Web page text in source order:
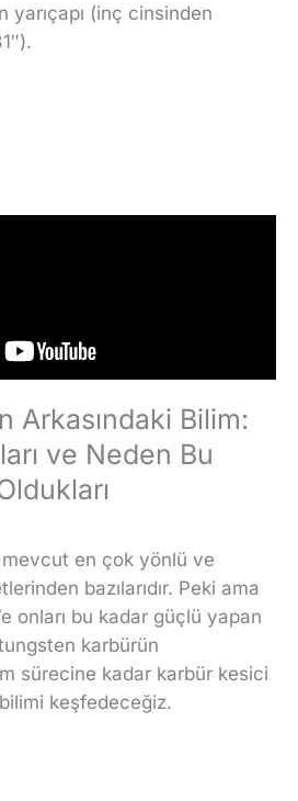
yarıçapı (inç cinsinden
Arkasındaki Bilim:
ve Neden Bu
en çok yönlü ve
bazılarıdır. Peki ama
onları bu kadar güçlü yapan
karbürün
sürecine kadar karbür kesici
keşfedeceğiz.